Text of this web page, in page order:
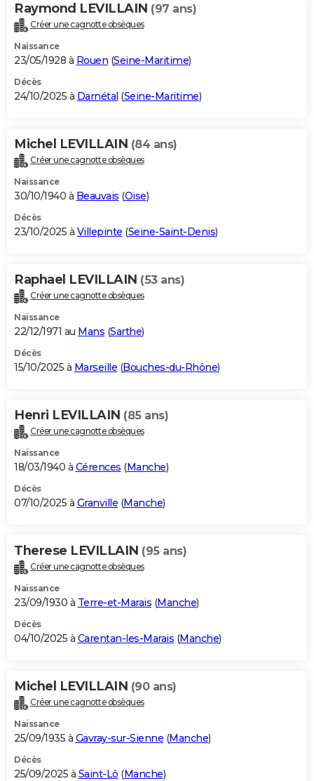
Raymond LEVILLAIN (97 ans)
Créer une cagnotte obsèques
Naissance
23/05/1928 à Rouen (Seine-Maritime)
Décès
24/10/2025 à Darnétal (Seine-Maritime)
Michel LEVILLAIN (84 ans)
Créer une cagnotte obsèques
Naissance
30/10/1940 à Beauvais (Oise)
Décès
23/10/2025 à Villepinte (Seine-Saint-Denis)
Raphael LEVILLAIN (53 ans)
Créer une cagnotte obsèques
Naissance
22/12/1971 au Mans (Sarthe)
Décès
15/10/2025 à Marseille (Bouches-du-Rhône)
Henri LEVILLAIN (85 ans)
Créer une cagnotte obsèques
Naissance
18/03/1940 à Cérences (Manche)
Décès
07/10/2025 à Granville (Manche)
Therese LEVILLAIN (95 ans)
Créer une cagnotte obsèques
Naissance
23/09/1930 à Terre-et-Marais (Manche)
Décès
04/10/2025 à Carentan-les-Marais (Manche)
Michel LEVILLAIN (90 ans)
Créer une cagnotte obsèques
Naissance
25/09/1935 à Gavray-sur-Sienne (Manche)
Décès
25/09/2025 à Saint-Lô (Manche)